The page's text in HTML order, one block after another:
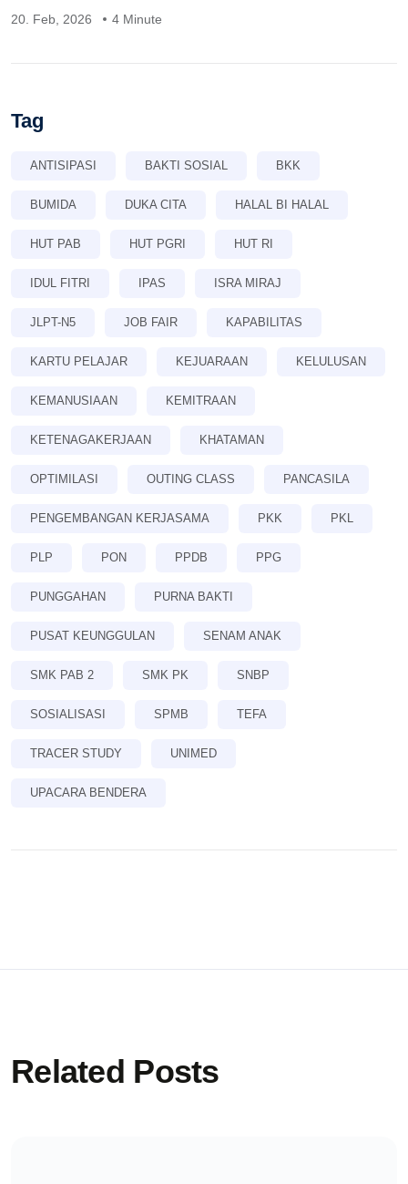
20. Feb, 2026 4 Minute
Tag
ANTISIPASI BAKTI SOSIAL BKK
BUMIDA DUKA CITA HALAL BI HALAL
HUT PAB HUT PGRI HUT RI
IDUL FITRI IPAS ISRA MIRAJ
JLPT-N5 JOB FAIR KAPABILITAS
KARTU PELAJAR KEJUARAAN KELULUSAN
KEMANUSIAAN KEMITRAAN
KETENAGAKERJAAN KHATAMAN
OPTIMILASI OUTING CLASS PANCASILA
PENGEMBANGAN KERJASAMA PKK PKL
PLP PON PPDB PPG
PUNGGAHAN PURNA BAKTI
PUSAT KEUNGGULAN SENAM ANAK
SMK PAB 2 SMK PK SNBP
SOSIALISASI SPMB TEFA
TRACER STUDY UNIMED
UPACARA BENDERA
Related Posts